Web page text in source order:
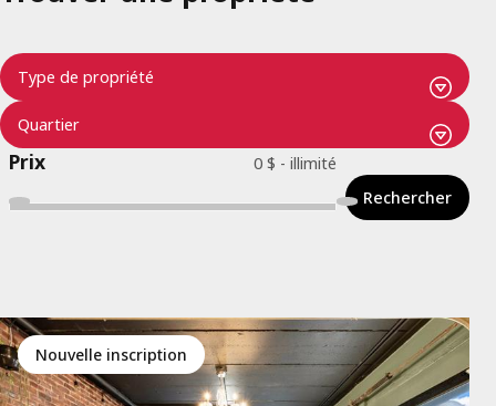
Prix
Rechercher
Nouvelle inscription